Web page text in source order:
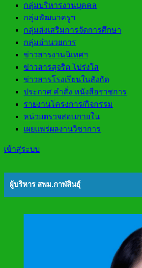
กลุ่มบริหารงานบุคคล
กลุ่มพัฒนาครูฯ
กลุ่มส่งเสริมการจัดการศึกษา
กลุ่มอำนวยการ
ข่าวสารงานนิเทศฯ
ข่าวสารสุจริต โปร่งใส
ข่าวสารโรงเรียนในสังกัด
ประกาศ คำสั่ง หนังสือราชการ
รายงานโครงการ/กิจกรรม
หน่วยตรวจสอบภายใน
เผยแพร่ผลงานวิชาการ
เข้าสู่ระบบ
ผู้บริหาร สพม.กาฬสินธุ์